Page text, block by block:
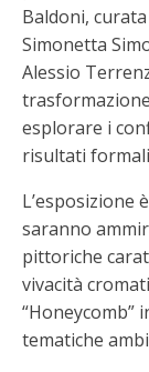
Baldoni,
Simonetta
Alessio
esplorare i
risultati
saranno
pittoriche
vivacità
“Honeycomb”
tematiche